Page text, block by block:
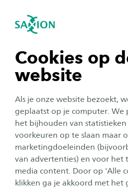
Cookies op
website
Als je onze website bezoekt,
geplaatst op je computer. We
het bijhouden van
voorkeuren op te slaan maar
marketingdoeleinden
van advertenties) en voor het
media content. Door op 'Alle
klikken ga je akkoord met het
Navigatie openen
tonen
tonen
tonen
tonen
sluiten
Warmtenetten
Subnavigatie tonen